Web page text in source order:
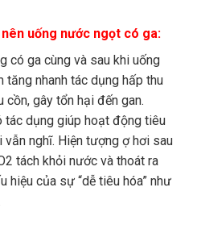
uống nước ngọt có ga:
có ga cùng và sau khi uống
nhanh tác dụng hấp thu
gây tổn hại đến gan.
tác dụng giúp hoạt động tiêu
nghĩ. Hiện tượng ợ hơi sau
tách khỏi nước và thoát ra
hiệu của sự “dễ tiêu hóa” như